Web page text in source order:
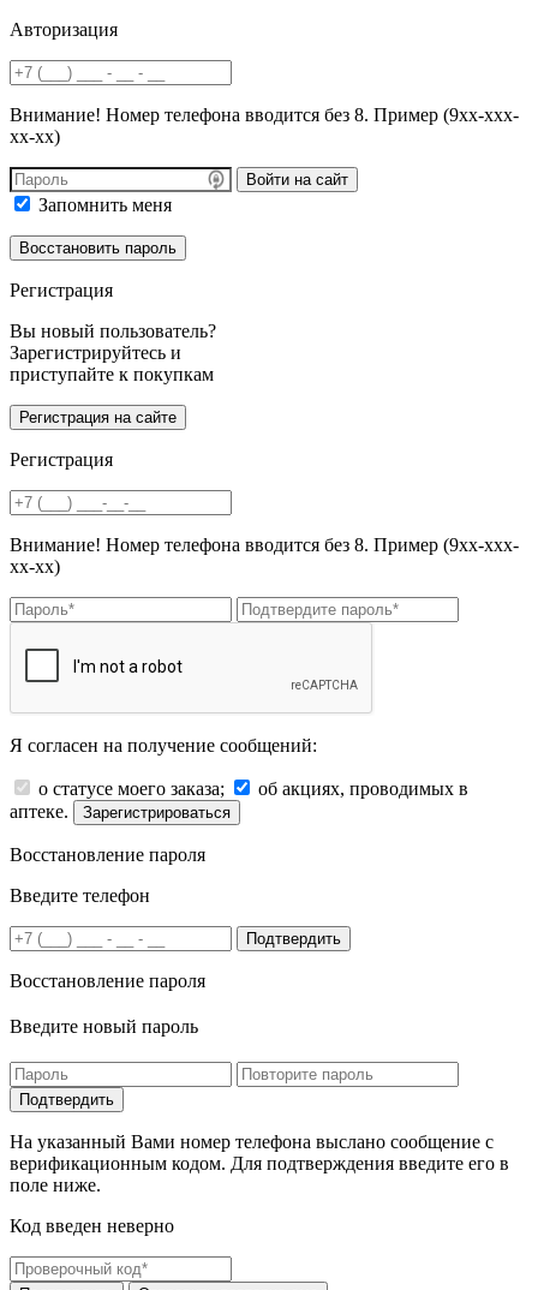
Авторизация
Внимание! Номер телефона вводится без 8. Пример (9хх-ххх-
хх-хх)
Войти на сайт
Запомнить меня
Регистрация
Вы новый пользователь?
Зарегистрируйтесь и
приступайте к покупкам
Регистрация
Внимание! Номер телефона вводится без 8. Пример (9хх-ххх-
хх-хх)
Я согласен на получение сообщений:
о статусе моего заказа;
об акциях, проводимых в
аптеке.
Зарегистрироваться
Восстановление пароля
Введите телефон
Подтвердить
Восстановление пароля
Введите новый пароль
На указанный Вами номер телефона выслано сообщение с
верификационным кодом. Для подтверждения введите его в
поле ниже.
Код введен неверно